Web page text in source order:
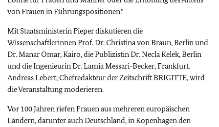
von Frauen in Führungspositionen.“
Mit Staatsministerin Pieper diskutieren die
Wissenschaftlerinnen Prof. Dr. Christina von Braun, Berlin und
Dr. Manar Omar, Kairo, die Publizistin Dr. Necla Kelek, Berlin
und die Ingenieurin Dr. Lamia Messari-Becker, Frankfurt.
Andreas Lebert, Chefredakteur der Zeitschrift BRIGITTE, wird
die Veranstaltung moderieren.
Vor 100 Jahren riefen Frauen aus mehreren europäischen
Ländern, darunter auch Deutschland, in Kopenhagen den